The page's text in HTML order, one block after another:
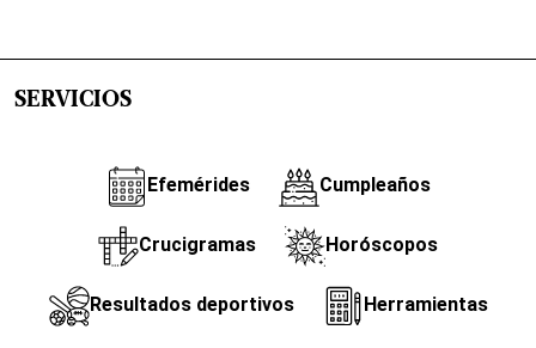
SERVICIOS
Efemérides Cumpleaños
Crucigramas Horóscopos
Resultados deportivos Herramientas